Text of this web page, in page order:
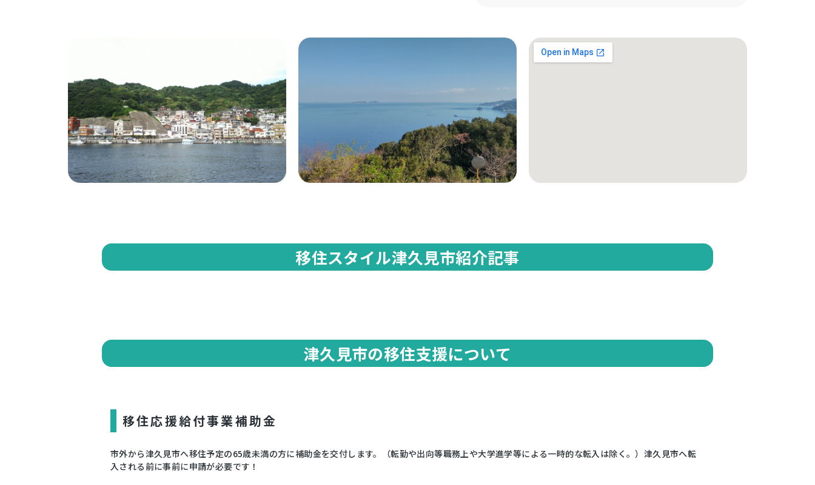
移住スタイル津久見市紹介記事
津久見市の移住支援について
移住応援給付事業補助金
市外から津久見市へ移住予定の65歳未満の方に補助金を交付します。（転勤や出向等職務上や大学進学等による一時的な転入は除く。）津久見市へ転
入される前に事前に申請が必要です！